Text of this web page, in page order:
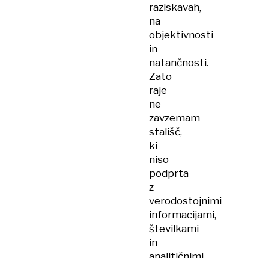
raziskavah,
na
objektivnosti
in
natančnosti.
Zato
raje
ne
zavzemam
stališč,
ki
niso
podprta
z
verodostojnimi
informacijami,
številkami
in